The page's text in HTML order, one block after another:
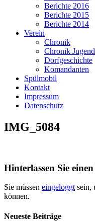
Berichte 2016
Berichte 2015
Berichte 2014
Verein
Chronik
Chronik Jugend
Dorfgeschichte
Komandanten
Spülmobil
Kontakt
Impressum
Datenschutz
IMG_5084
Hinterlassen Sie
Sie müssen eingeloggt sein,
können.
Neueste Beiträge